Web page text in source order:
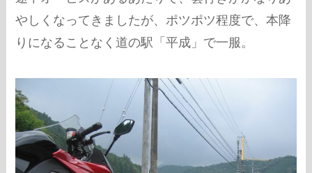
やしくなってきましたが、ポツポツ程度で、本降
りになることなく道の駅「平成」で一服。